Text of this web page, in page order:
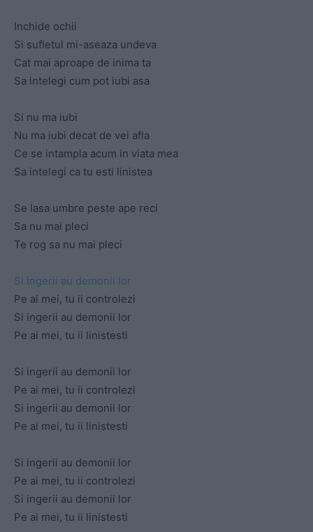
Inchide ochii
Si sufletul mi-aseaza undeva
Cat mai aproape de inima ta
Sa intelegi cum pot iubi asa
Si nu ma iubi
Nu ma iubi decat de vei afla
Ce se intampla acum in viata mea
Sa intelegi ca tu esti linistea
Se lasa umbre peste ape reci
Sa nu mai pleci
Te rog sa nu mai pleci
Si ingerii au demonii lor
Pe ai mei, tu ii controlezi
Si ingerii au demonii lor
Pe ai mei, tu ii linistesti
Si ingerii au demonii lor
Pe ai mei, tu ii controlezi
Si ingerii au demonii lor
Pe ai mei, tu ii linistesti
Si ingerii au demonii lor
Pe ai mei, tu ii controlezi
Si ingerii au demonii lor
Pe ai mei, tu ii linistesti